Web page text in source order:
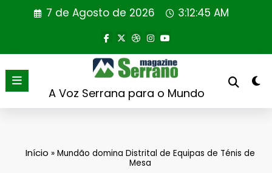
7 de Agosto de 2026 3:12:46 AM
A Voz Serrana para o Mundo
Início » Mundão domina Distrital de Equipas de Ténis de
Mesa